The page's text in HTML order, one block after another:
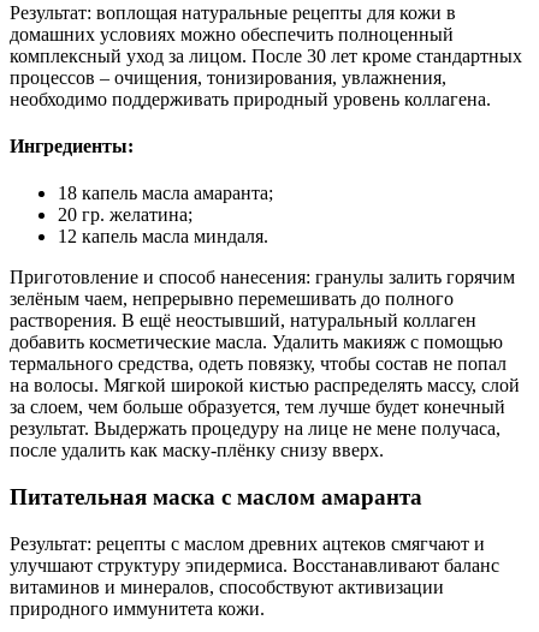
Результат: воплощая натуральные рецепты для кожи в
домашних условиях можно обеспечить полноценный
комплексный уход за лицом. После 30 лет кроме стандартных
процессов – очищения, тонизирования, увлажнения,
необходимо поддерживать природный уровень коллагена.
Ингредиенты:
18 капель масла амаранта;
20 гр. желатина;
12 капель масла миндаля.
Приготовление и способ нанесения: гранулы залить горячим
зелёным чаем, непрерывно перемешивать до полного
растворения. В ещё неостывший, натуральный коллаген
добавить косметические масла. Удалить макияж с помощью
термального средства, одеть повязку, чтобы состав не попал
на волосы. Мягкой широкой кистью распределять массу, слой
за слоем, чем больше образуется, тем лучше будет конечный
результат. Выдержать процедуру на лице не мене получаса,
после удалить как маску-плёнку снизу вверх.
Питательная маска с маслом амаранта
Результат: рецепты с маслом древних ацтеков смягчают и
улучшают структуру эпидермиса. Восстанавливают баланс
витаминов и минералов, способствуют активизации
природного иммунитета кожи.